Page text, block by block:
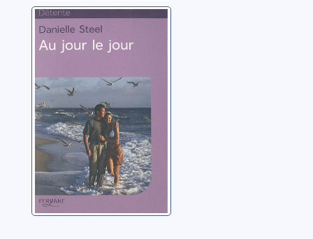
Au jour le jour
Steel, Danielle